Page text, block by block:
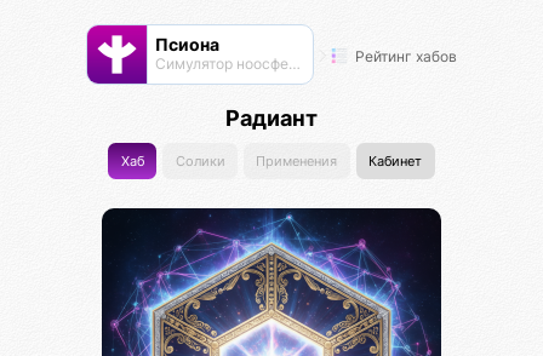
Псиона
Cимулятор ноосферы Рейтинг хабов
Радиант
Хаб Солики Применения Кабинет